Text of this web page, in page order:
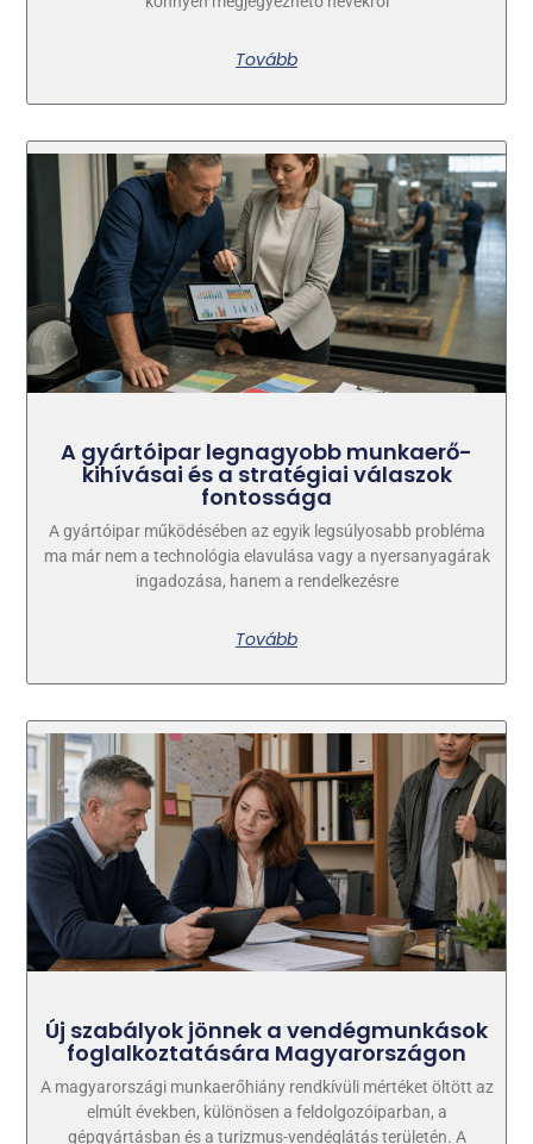
Tovább
A gyártóipar legnagyobb munkaerő-
kihívásai és a stratégiai válaszok
fontossága
A gyártóipar működésében az egyik legsúlyosabb probléma
ma már nem a technológia elavulása vagy a nyersanyagárak
ingadozása, hanem a rendelkezésre
Tovább
Új szabályok jönnek a vendégmunkások
foglalkoztatására Magyarországon
A magyarországi munkaerőhiány rendkívüli mértéket öltött az
elmúlt években, különösen a feldolgozóiparban, a
gépgyártásban és a turizmus-vendéglátás területén. A